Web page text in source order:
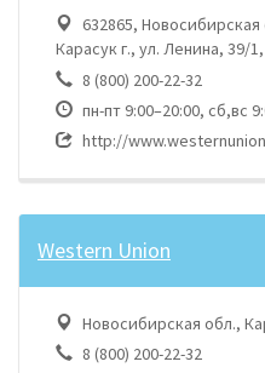
632865,
Карасук г., ул. Ленина, 39/
8 (800) 200-22-32
пн-пт 9:00–20:00, сб,вс
http://
Western Union
Новосибирская обл.,
8 (800) 200-22-32